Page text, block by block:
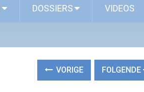
DOSSIERS VIDEOS
VORIGE FOLGENDE